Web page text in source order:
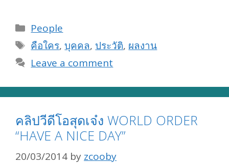
Categories
People
Tags
คือใคร,บุคคล, ประวัติ, ผลงาน
Leave a comment
คลิปวีดีโอสุดเจ๋ง WORLD ORDER
“HAVE A NICE DAY”
20/03/2014 by zcooby